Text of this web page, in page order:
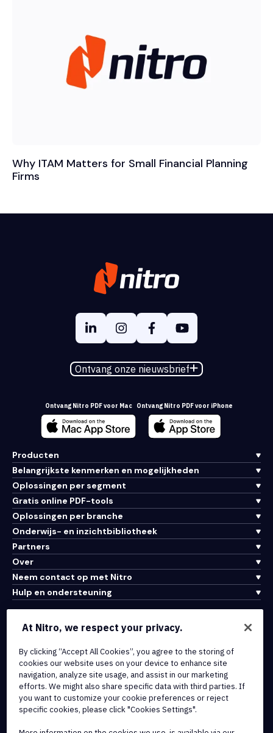
Why ITAM Matters for Small Financial Planning
Firms
Ontvang onze nieuwsbrief
Ontvang Nitro PDF voor Mac Ontvang Nitro PDF voor iPhone
Producten
Belangrijkste kenmerken en mogelijkheden
Oplossingen per segment
Gratis online PDF-tools
Oplossingen per branche
Onderwijs- en inzichtbibliotheek
Partners
Over
Neem contact op met Nitro
Hulp en ondersteuning
Integraties en API-connectiviteit
Cookiebeleid
Copyrightbeleid
Alle voorwaarden en beleidsmaatregelen
© 2026 Nitro Software, Inc. Inc. Alle rechten voorbehouden.
At Nitro, we respect your privacy.
By clicking “Accept All Cookies”, you agree to the storing of
cookies our website uses on your device to enhance site
navigation, analyze site usage, and assist in our marketing
efforts. We might also share specific data with third parties. If
you want to customize your cookie preferences or reject
specific cookies, please click "Cookies Settings".